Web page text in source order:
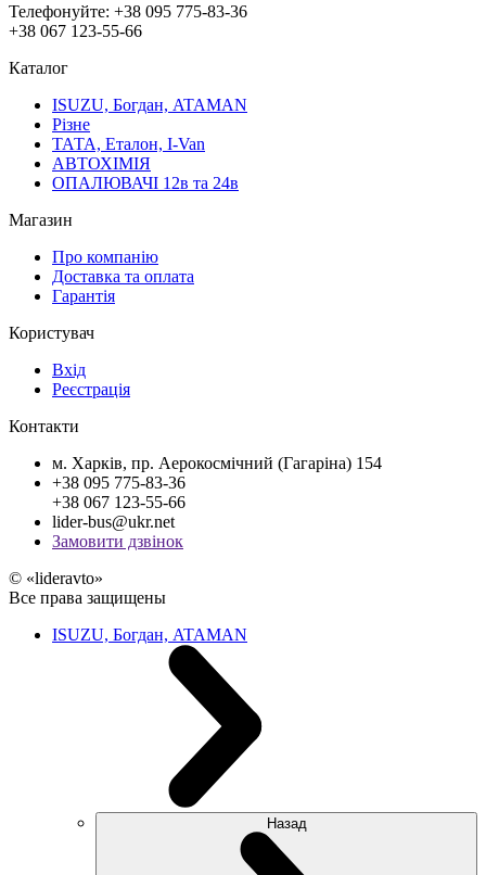
Телефонуйте: +38 095 775-83-36
+38 067 123-55-66
Каталог
ISUZU, Богдан, ATAMAN
Різне
ТАТА, Еталон, I-Van
АВТОХІМІЯ
ОПАЛЮВАЧІ 12в та 24в
Магазин
Про компанію
Доставка та оплата
Гарантія
Користувач
Вхід
Реєстрація
Контакти
м. Харків, пр. Аерокосмічний (Гагаріна) 154
+38 095 775-83-36
+38 067 123-55-66
lider-bus@ukr.net
Замовити дзвінок
© «lideravto»
Все права защищены
ISUZU, Богдан, ATAMAN
Назад